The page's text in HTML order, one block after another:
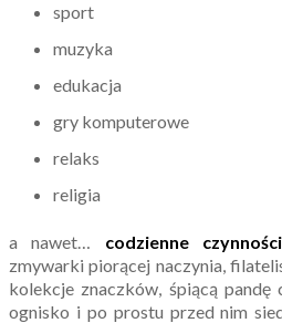
sport
muzyka
edukacja
gry komputerowe
relaks
religia
a nawet… codzienne czynności
zmywarki piorącej naczynia,
kolekcje znaczków, śpiącą
ognisko i po prostu przed nim